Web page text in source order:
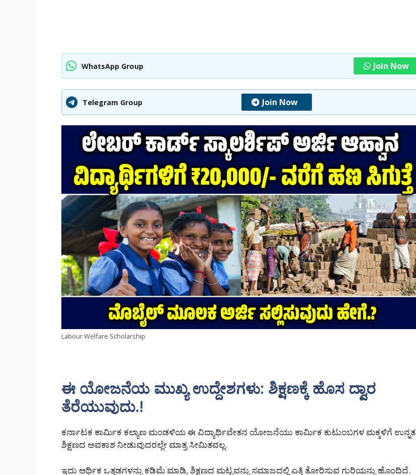
WhatsApp Group Join Now
Telegram Group Join Now
Labour Welfare Scholarship
ಈ ಯೋಜನೆಯ ಮುಖ್ಯ ಉದ್ದೇಶಗಳು: ಶಿಕ್ಷಣಕ್ಕೆ ಹೊಸ ದ್ವಾರ
ತೆರೆಯುವುದು.!
ಕರ್ನಾಟಕ ಕಾರ್ಮಿಕ ಕಲ್ಯಾಣ ಮಂಡಳಿಯ ಈ ವಿದ್ಯಾರ್ಥಿವೇತನ ಯೋಜನೆಯು ಕಾರ್ಮಿಕ ಕುಟುಂಬಗಳ ಮಕ್ಕಳಿಗೆ ಉನ್ನತ
ಶಿಕ್ಷಣದ ಅವಕಾಶ ನೀಡುವುದರಲ್ಲೇ ಮಾತ್ರ ಸೀಮಿತವಲ್ಲ.
ಇದು ಆರ್ಥಿಕ ಒತ್ತಡಗಳನ್ನು ಕಡಿಮೆ ಮಾಡಿ, ಶಿಕ್ಷಣದ ಮಟ್ಟವನ್ನು ಸಮಾಜದಲ್ಲಿ ಎತ್ತಿ ತೋರಿಸುವ ಗುರಿಯನ್ನು ಹೊಂದಿದೆ.